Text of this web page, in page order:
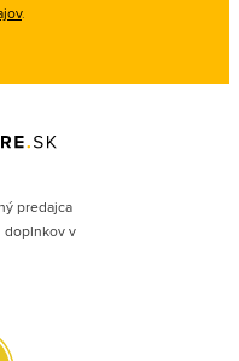
.
predajca
doplnkov v